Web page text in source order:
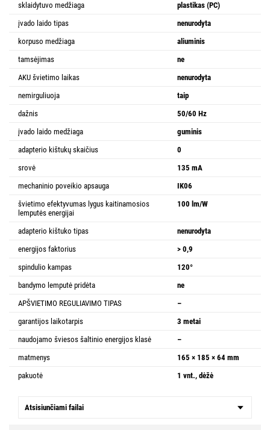
sklaidytuvo medžiaga
plastikas (PC)
įvado laido tipas
nenurodyta
korpuso medžiaga
aliuminis
tamsėjimas
ne
AKU švietimo laikas
nenurodyta
nemirguliuoja
taip
dažnis
50/60 Hz
įvado laido medžiaga
guminis
adapterio kištukų skaičius
0
srovė
135 mA
mechaninio poveikio apsauga
IK06
švietimo efektyvumas lygus kaitinamosios
lemputės energijai
100 lm/W
adapterio kištuko tipas
nenurodyta
energijos faktorius
> 0,9
spindulio kampas
120°
bandymo lemputė pridėta
ne
APŠVIETIMO REGULIAVIMO TIPAS
–
garantijos laikotarpis
3 metai
naudojamo šviesos šaltinio energijos klasė
–
matmenys
165 × 185 × 64 mm
pakuotė
1 vnt., dėžė
Atsisiunčiami failai